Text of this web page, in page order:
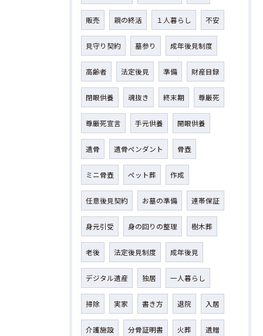
販売 親の終活 １人暮らし 不安
見守り契約 墓参り 成年後見制度
高齢者 法定後見 準備 財産目録
閉眼供養 魂抜き 終末期 尊厳死
尊厳死宣言 手元供養 開眼供養
遺骨 遺骨ペンダント 骨壺
ミニ骨壺 ペット葬 作成
任意後見契約 お墓の準備 連帯保証
身元引受 身の回りの整理 樹木葬
老後 法定後見制度 成年後見
デジタル遺産 独居 一人暮らし
掃除 実家 書き方 退院 入居
介護施設 分骨証明書 火葬 遺贈